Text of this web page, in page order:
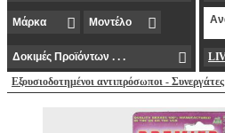
Εξουσιοδοτημένοι αντιπρόσωποι -